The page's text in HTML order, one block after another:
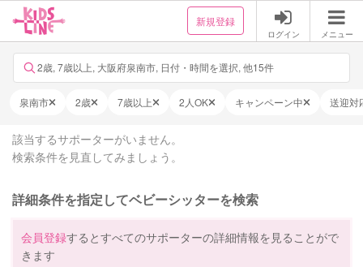
新規登録
ログイン メニュー
2歳, 7歳以上, 大阪府泉南市, 日付・時間を選択, 他15件
泉南市 2歳 7歳以上 2人OK キャンペーン中 送迎対
該当するサポーターがいません。
検索条件を見直してみましょう。
詳細条件を指定してベビーシッターを検索
会員登録するとすべてのサポーターの詳細情報を見ることがで
きます